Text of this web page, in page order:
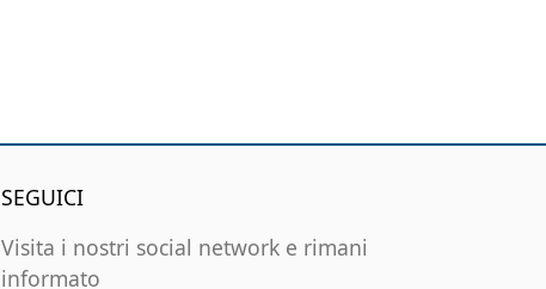
SEGUICI
Visita i nostri social network e rimani
informato